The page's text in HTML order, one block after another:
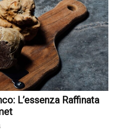
L’essenza Raffinata